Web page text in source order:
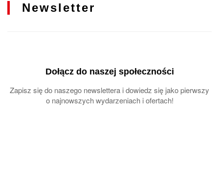
pozwala samodzielnie przygotować kompletną
transportu publicznego oraz klientach poszukujących
wybranego modelu możesz skonfigurować liczbę
miejsc, rodzaj zabudowy, wyposażenie techniczne,
Newsletter
Dołącz do naszej społeczności
Zapisz się do naszego newslettera i dowiedz się jako pierwszy
o najnowszych wydarzeniach i ofertach!